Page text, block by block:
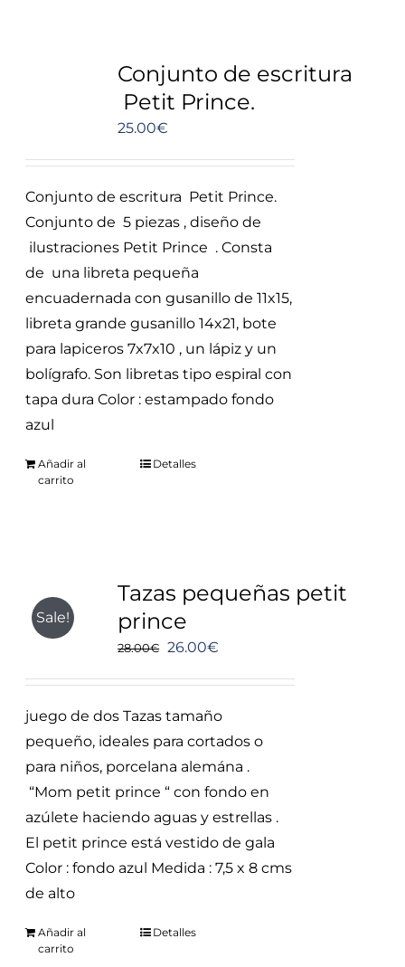
Conjunto de escritura
Petit Prince.
25.00€
Conjunto de escritura Petit Prince.
Conjunto de 5 piezas , diseño de
ilustraciones Petit Prince . Consta
de una libreta pequeña
encuadernada con gusanillo de 11x15,
libreta grande gusanillo 14x21, bote
para lapiceros 7x7x10 , un lápiz y un
bolígrafo. Son libretas tipo espiral con
tapa dura Color : estampado fondo
azul
Añadir al
carrito
Detalles
Sale!
Tazas pequeñas petit
prince
28.00€ El
era:
28.00€.
26.00€
es:
26.00€.
juego de dos Tazas tamaño
pequeño, ideales para cortados o
para niños, porcelana alemána .
“Mom petit prince “ con fondo en
azúlete haciendo aguas y estrellas .
El petit prince está vestido de gala
Color : fondo azul Medida : 7,5 x 8 cms
de alto
Añadir al
carrito
Detalles